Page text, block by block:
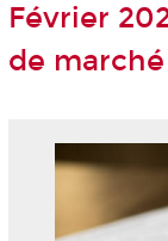
Février
de